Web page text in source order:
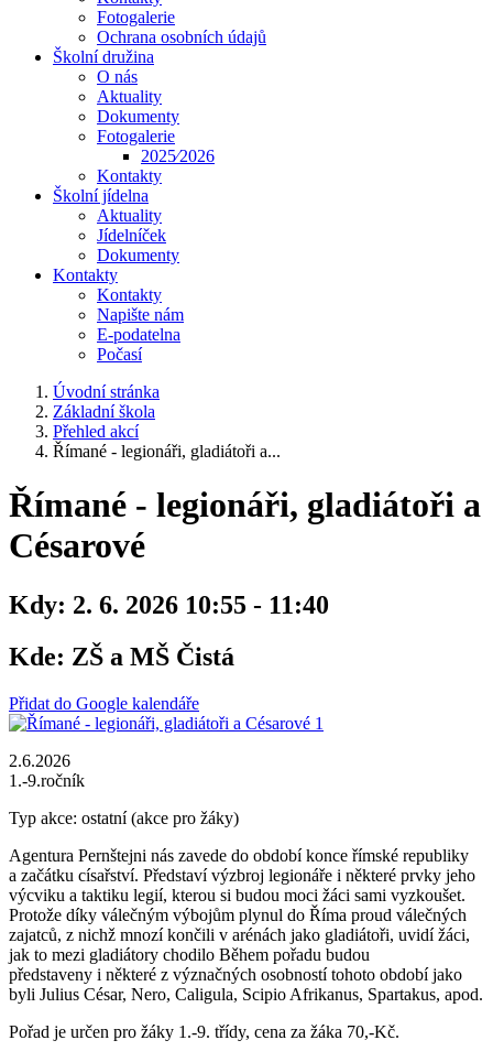
Fotogalerie
Ochrana osobních údajů
Školní družina
O nás
Aktuality
Dokumenty
Fotogalerie
2025⁄2026
Kontakty
Školní jídelna
Aktuality
Jídelníček
Dokumenty
Kontakty
Kontakty
Napište nám
E-podatelna
Počasí
Úvodní stránka
Základní škola
Přehled akcí
Římané - legionáři, gladiátoři a...
Římané - legionáři, gladiátoři a
Césarové
Kdy: 2. 6. 2026 10:55 - 11:40
Kde: ZŠ a MŠ Čistá
Přidat do Google kalendáře
2.6.2026
1.-9.ročník
Typ akce: ostatní (akce pro žáky)
Agentura Pernštejni nás zavede do období konce římské republiky
a začátku císařství. Představí výzbroj legionáře i některé prvky jeho
výcviku a taktiku legií, kterou si budou moci žáci sami vyzkoušet.
Protože díky válečným výbojům plynul do Říma proud válečných
zajatců, z nichž mnozí končili v arénách jako gladiátoři, uvidí žáci,
jak to mezi gladiátory chodilo Během pořadu budou
představeny i některé z význačných osobností tohoto období jako
byli Julius César, Nero, Caligula, Scipio Afrikanus, Spartakus, apod.
Pořad je určen pro žáky 1.-9. třídy, cena za žáka 70,-Kč.